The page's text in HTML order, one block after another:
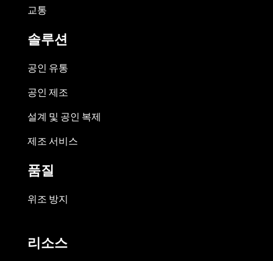
교통
솔루션
공인 유통
공인 제조
설계 및 공인 복제
제조 서비스
품질
위조 방지
리소스